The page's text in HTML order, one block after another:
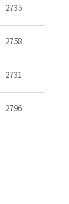
2735
2758
2731
2796